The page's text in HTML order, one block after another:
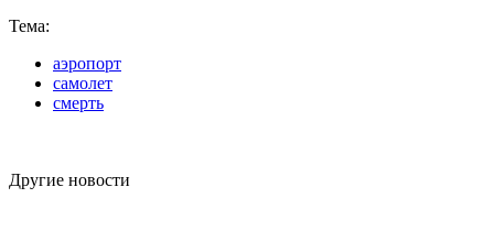
Тема:
аэропорт
самолет
смерть
Другие новости